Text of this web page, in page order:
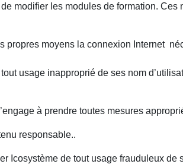
modifier les modules de formation.
propres moyens la connexion Internet
usage inapproprié de ses nom
à prendre toutes mesures
responsable..
Icosystème de tout usage frauduleux